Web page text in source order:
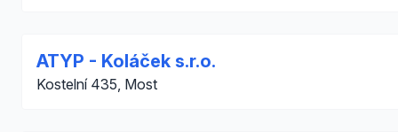
ATYP - Koláček s.r.o.
Kostelní 435, Most